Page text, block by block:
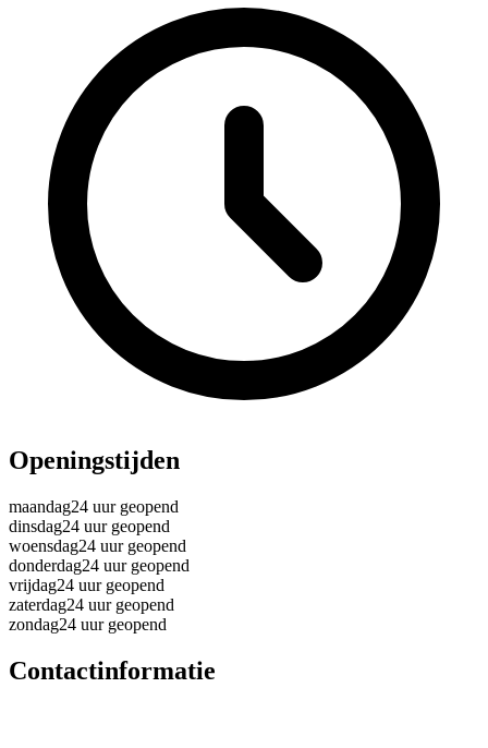
Openingstijden
maandag24 uur geopend
dinsdag24 uur geopend
woensdag24 uur geopend
donderdag24 uur geopend
vrijdag24 uur geopend
zaterdag24 uur geopend
zondag24 uur geopend
Contactinformatie